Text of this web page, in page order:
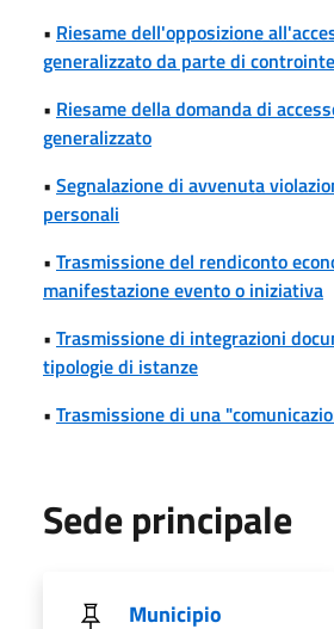
• Riesame dell'opposizione
generalizzato da parte di
• Riesame della domanda di
generalizzato
• Segnalazione di avvenuta
personali
• Trasmissione del rendiconto
manifestazione evento o iniziativa
• Trasmissione di integrazioni
tipologie di istanze
• Trasmissione di una
Sede principale
Municipio